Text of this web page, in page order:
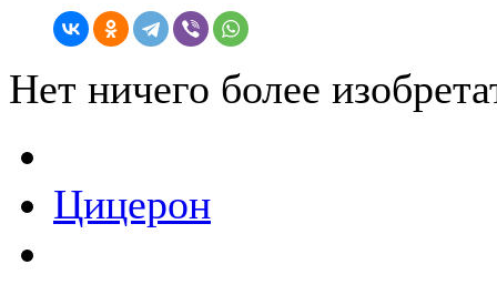
Нет ничего более
Цицерон